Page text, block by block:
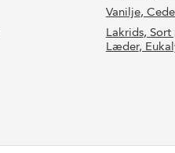
Vanilje,
Lakrids, Sort
Læder,